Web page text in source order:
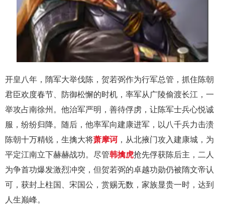
开皇八年，隋军大举伐陈，贺若弼作为行军总管，抓住陈朝
君臣欢度春节、防御松懈的时机，率军从广陵偷渡长江，一
举攻占南徐州。他治军严明，善待俘虏，让陈军士兵心悦诚
服，纷纷归降。随后，他率军向建康进军，以八千兵力击溃
陈朝十万精锐，生擒大将萧摩诃，从北掖门攻入建康城，为
平定江南立下赫赫战功。尽管韩擒虎抢先俘获陈后主，二人
为争首功爆发激烈冲突，但贺若弼的卓越功勋仍被隋文帝认
可，获封上柱国、宋国公，赏赐无数，家族显贵一时，达到
人生巅峰。